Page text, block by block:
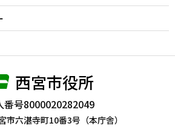
西宮市役所
番号8000020282049
六湛寺町10番3号（本庁舎）